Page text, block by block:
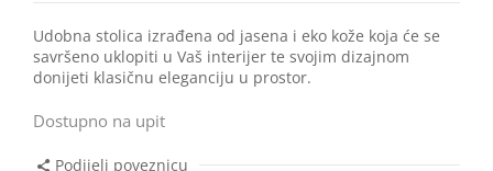
Udobna stolica izrađena od jasena i eko kože koja će se
savršeno uklopiti u Vaš interijer te svojim dizajnom
donijeti klasičnu eleganciju u prostor.
Dostupno na upit
Podijeli poveznicu